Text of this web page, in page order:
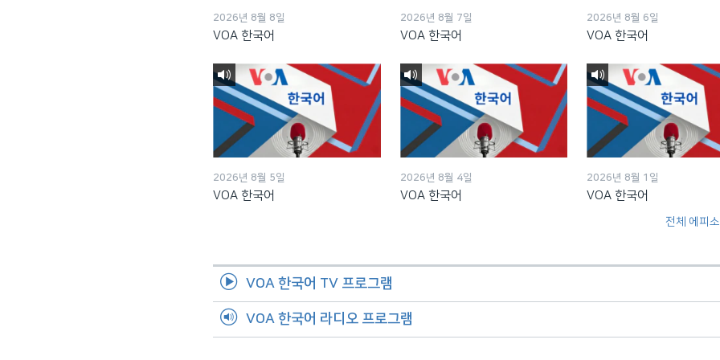
2026년 8월 8일
VOA 한국어
2026년 8월 7일
VOA 한국어
2026년 8월 6일
VOA 한국어
2026년 8월 5일
VOA 한국어
2026년 8월 4일
VOA 한국어
2026년 8월 1일
VOA 한국어
전체 에피
VOA 한국어 TV 프로그램
VOA 한국어 라디오 프로그램